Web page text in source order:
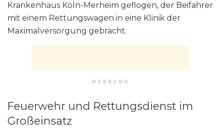
Krankenhaus Köln-Merheim geflogen, der Beifahrer
mit einem Rettungswagen in eine Klinik der
Maximalversorgung gebracht.
WERBUNG
Feuerwehr und Rettungsdienst im
Großeinsatz